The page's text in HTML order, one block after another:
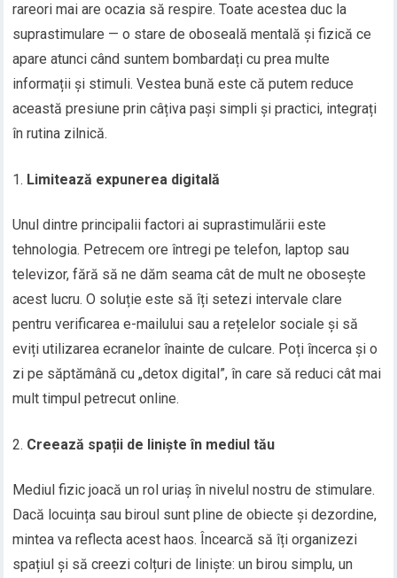
rareori mai are ocazia să respire. Toate acestea duc la
suprastimulare — o stare de oboseală mentală și fizică ce
apare atunci când suntem bombardați cu prea multe
informații și stimuli. Vestea bună este că putem reduce
această presiune prin câțiva pași simpli și practici, integrați
în rutina zilnică.
Limitează expunerea digitală
Unul dintre principalii factori ai suprastimulării este
tehnologia. Petrecem ore întregi pe telefon, laptop sau
televizor, fără să ne dăm seama cât de mult ne obosește
acest lucru. O soluție este să îți setezi intervale clare
pentru verificarea e-mailului sau a rețelelor sociale și să
eviți utilizarea ecranelor înainte de culcare. Poți încerca și o
zi pe săptămână cu „detox digital”, în care să reduci cât mai
mult timpul petrecut online.
Creează spații de liniște în mediul tău
Mediul fizic joacă un rol uriaș în nivelul nostru de stimulare.
Dacă locuința sau biroul sunt pline de obiecte și dezordine,
mintea va reflecta acest haos. Încearcă să îți organizezi
spațiul și să creezi colțuri de liniște: un birou simplu, un